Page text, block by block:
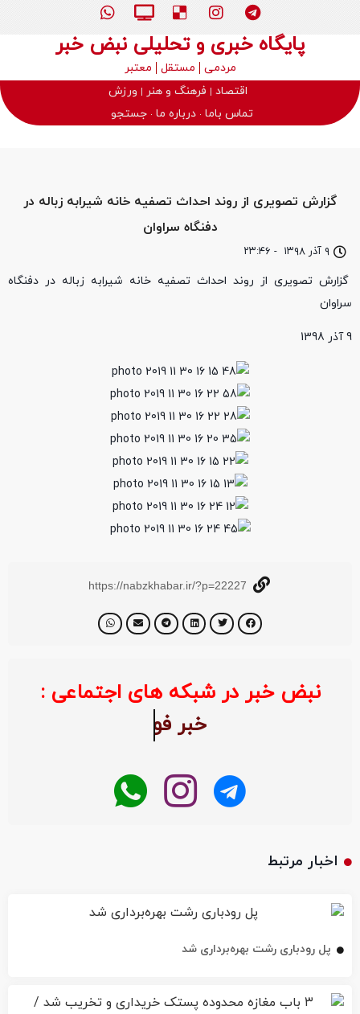
پایگاه خبری و تحلیلی نبض خبر
مردمی مستقل
معتبر
اقتصاد
فرهنگ و هنر
ورزش
تماس باما درباره ما جستجو
۹ آذر ۱۳۹۸ - ۲۳:۴۶
گزارش تصویری از روند احداث تصفیه خانه شیرابه زباله در
دفنگاه سراوان
گزارش تصویری از روند احداث تصفیه خانه شیرابه زباله در دفنگاه
سراوان
9 آذر 1398
https://nabzkhabar.ir/?p=22227
نبض خبر در شبکه های اجتماعی :
پل رودباری رشت بهره‌برداری شد